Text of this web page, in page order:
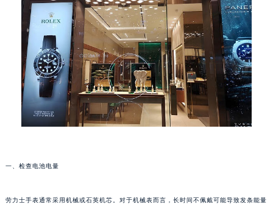
一、检查电池电量
劳力士手表通常采用机械或石英机芯。对于机械表而言，长时间不佩戴可能导致发条能量